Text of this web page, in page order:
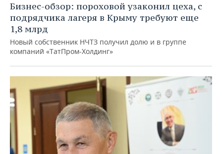
Бизнес-обзор: пороховой узаконил цеха, с
подрядчика лагеря в Крыму требуют еще
1,8 млрд
Новый собственник НЧТЗ получил долю и в группе
компаний «ТатПром-Холдинг»